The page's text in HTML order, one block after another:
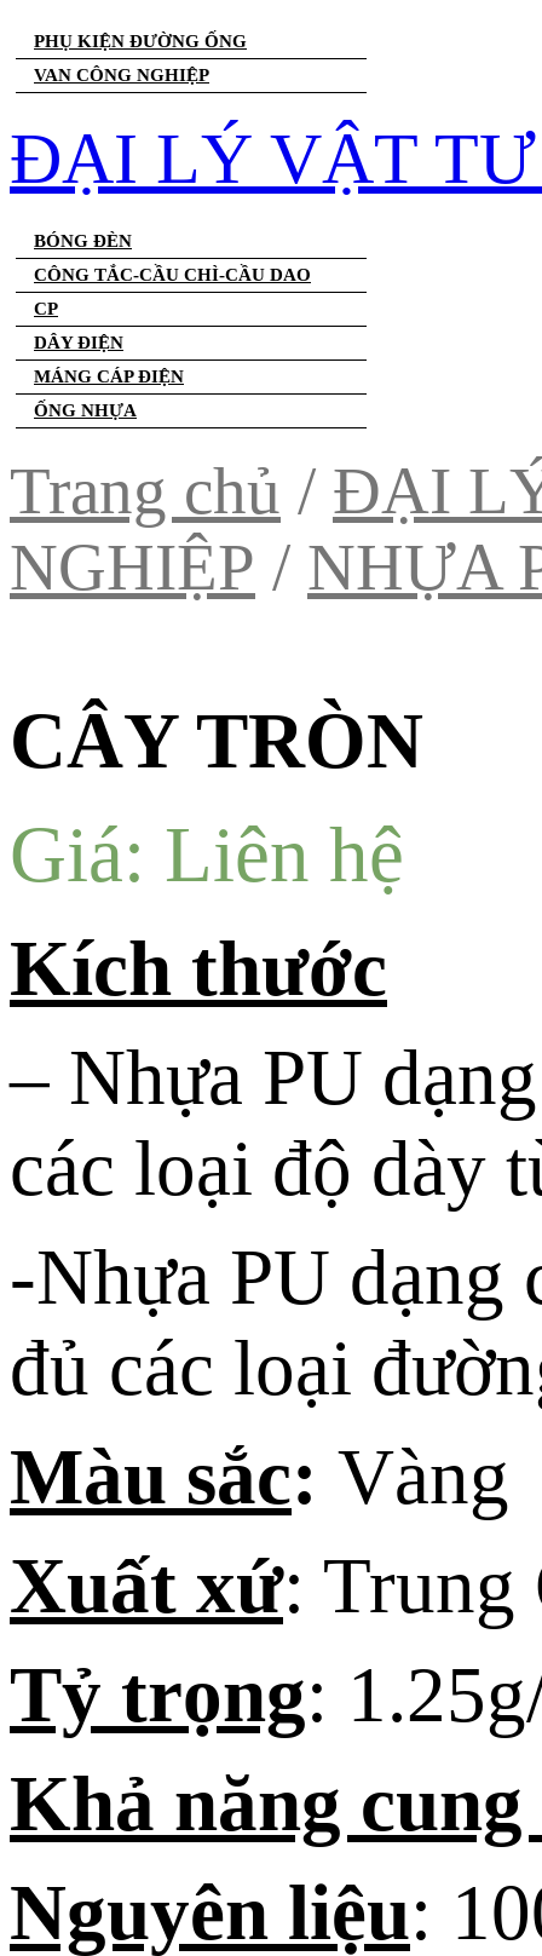
PHỤ KIỆN ĐƯỜNG ỐNG
VAN CÔNG NGHIỆP
ĐẠI LÝ VẬT TƯ
BÓNG ĐÈN
CÔNG TẮC-CẦU CHÌ-CẦU DAO
CP
DÂY ĐIỆN
MÁNG CÁP ĐIỆN
ỐNG NHỰA
Trang chủ / ĐẠI
NGHIỆP / NHỰA
CÂY TRÒN
Giá: Liên hệ
Kích thước
– Nhựa PU
các loại độ dày
-Nhựa PU dạng
đủ các loại
Màu sắc: Vàng
Xuất xứ: Trung
Tỷ trọng:
Khả năng cung
Nguyên liệu: